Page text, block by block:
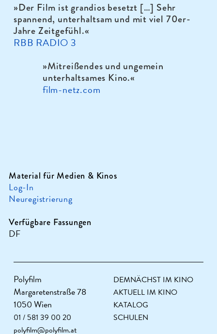
»Der Film ist grandios besetzt […] Sehr
spannend, unterhaltsam und mit viel 70er-
Jahre Zeitgefühl.«
RBB RADIO 3
»Mitreißendes und ungemein
unterhaltsames Kino.«
film-netz.com
Material für Medien & Kinos
Log-In
Neuregistrierung
Verfügbare Fassungen
DF
Polyfilm
Margaretenstraße 78
1050 Wien
01 / 581 39 00 20
polyfilm@polyfilm.at
DEMNÄCHST IM KINO
AKTUELL IM KINO
KATALOG
SCHULEN